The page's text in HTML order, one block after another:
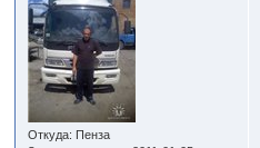
Откуда: Пенза